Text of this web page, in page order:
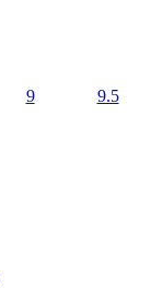
9 9.5